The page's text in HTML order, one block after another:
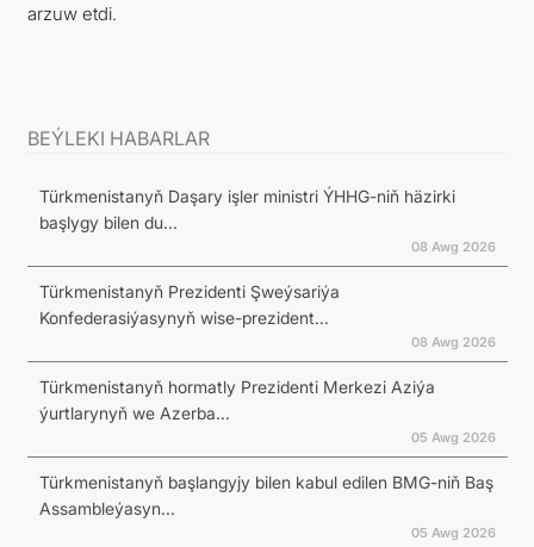
arzuw etdi.
BEÝLEKI HABARLAR
Türkmenistanyň Daşary işler ministri ÝHHG-niň häzirki
başlygy bilen du...
08 Awg 2026
Türkmenistanyň Prezidenti Şweýsariýa
Konfederasiýasynyň wise-prezident...
08 Awg 2026
Türkmenistanyň hormatly Prezidenti Merkezi Aziýa
ýurtlarynyň we Azerba...
05 Awg 2026
Türkmenistanyň başlangyjy bilen kabul edilen BMG-niň Baş
Assambleýasyn...
05 Awg 2026